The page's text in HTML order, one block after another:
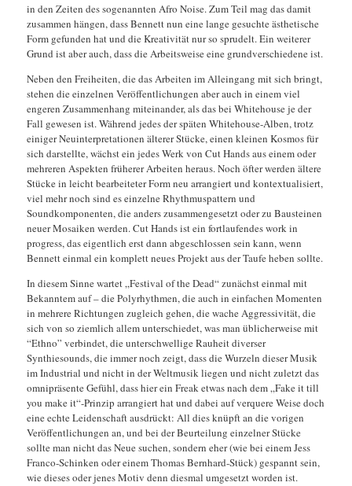
in den Zeiten des sogenannten Afro Noise. Zum Teil mag das damit
zusammen hängen, dass Bennett nun eine lange gesuchte ästhetische
Form gefunden hat und die Kreativität nur so sprudelt. Ein weiterer
Grund ist aber auch, dass die Arbeitsweise eine grundverschiedene ist.
Neben den Freiheiten, die das Arbeiten im Alleingang mit sich bringt,
stehen die einzelnen Veröffentlichungen aber auch in einem viel
engeren Zusammenhang miteinander, als das bei Whitehouse je der
Fall gewesen ist. Während jedes der späten Whitehouse-Alben, trotz
einiger Neuinterpretationen älterer Stücke, einen kleinen Kosmos für
sich darstellte, wächst ein jedes Werk von Cut Hands aus einem oder
mehreren Aspekten früherer Arbeiten heraus. Noch öfter werden ältere
Stücke in leicht bearbeiteter Form neu arrangiert und kontextualisiert,
viel mehr noch sind es einzelne Rhythmuspattern und
Soundkomponenten, die anders zusammengesetzt oder zu Bausteinen
neuer Mosaiken werden. Cut Hands ist ein fortlaufendes work in
progress, das eigentlich erst dann abgeschlossen sein kann, wenn
Bennett einmal ein komplett neues Projekt aus der Taufe heben sollte.
In diesem Sinne wartet „Festival of the Dead“ zunächst einmal mit
Bekanntem auf – die Polyrhythmen, die auch in einfachen Momenten
in mehrere Richtungen zugleich gehen, die wache Aggressivität, die
sich von so ziemlich allem unterschiedet, was man üblicherweise mit
“Ethno” verbindet, die unterschwellige Rauheit diverser
Synthiesounds, die immer noch zeigt, dass die Wurzeln dieser Musik
im Industrial und nicht in der Weltmusik liegen und nicht zuletzt das
omnipräsente Gefühl, dass hier ein Freak etwas nach dem „Fake it till
you make it“-Prinzip arrangiert hat und dabei auf verquere Weise doch
eine echte Leidenschaft ausdrückt: All dies knüpft an die vorigen
Veröffentlichungen an, und bei der Beurteilung einzelner Stücke
sollte man nicht das Neue suchen, sondern eher (wie bei einem Jess
Franco-Schinken oder einem Thomas Bernhard-Stück) gespannt sein,
wie dieses oder jenes Motiv denn diesmal umgesetzt worden ist.